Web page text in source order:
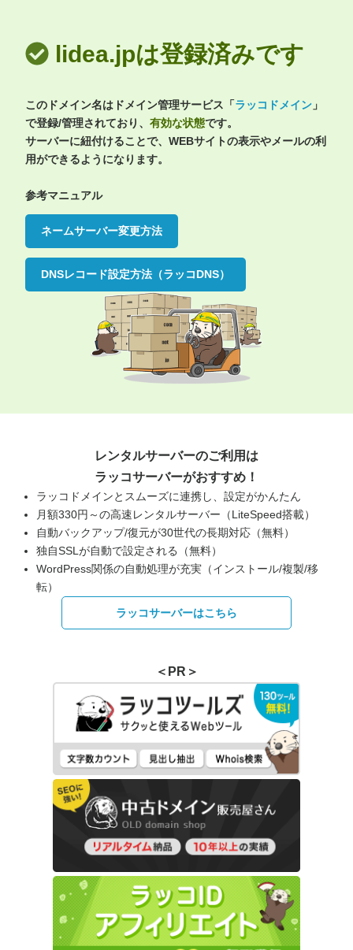
lidea.jpは登録済みです
このドメイン名はドメイン管理サービス「ラッコドメイン 」
で登録/管理されており、 有効な状態です。
サーバーに紐付けることで、WEBサイトの表示やメールの利
用ができるようになります。
参考マニュアル
ネームサーバー変更方法
DNSレコード設定方法（ラッコDNS）
レンタルサーバーのご利用は
ラッコサーバーがおすすめ！
ラッコドメインとスムーズに連携し、設定がかんたん
月額330円～の高速レンタルサーバー（LiteSpeed搭載）
自動バックアップ/復元が30世代の長期対応（無料）
独自SSLが自動で設定される（無料）
WordPress関係の自動処理が充実（インストール/複製/移
転）
ラッコサーバーはこちら
＜PR＞